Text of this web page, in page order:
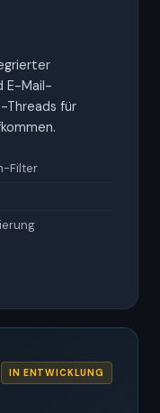
E-Mail-
Threads für
Filter
IN ENTWICKLUNG